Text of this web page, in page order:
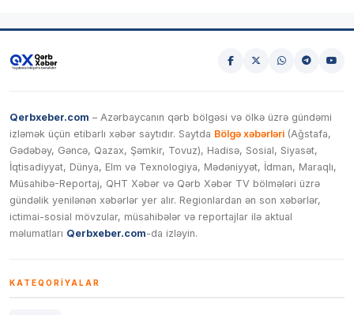
Qerbxeber.com – Azərbaycanın qərb bölgəsi və ölkə üzrə gündəmi
izləmək üçün etibarlı xəbər saytıdır. Saytda Bölgə xəbərləri (Ağstafa,
Gədəbəy, Gəncə, Qazax, Şəmkir, Tovuz), Hadisə, Sosial, Siyasət,
İqtisadiyyat, Dünya, Elm və Texnologiya, Mədəniyyət, İdman, Maraqlı,
Müsahibə-Reportaj, QHT Xəbər və Qərb Xəbər TV bölmələri üzrə
gündəlik yenilənən xəbərlər yer alır. Regionlardan ən son xəbərlər,
ictimai-sosial mövzular, müsahibələr və reportajlar ilə aktual
məlumatları Qerbxeber.com-da izləyin.
KATEQORIYALAR